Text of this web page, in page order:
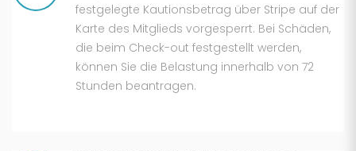
festgelegte Kautionsbetrag über Stripe auf der
Karte des Mitglieds vorgesperrt. Bei Schäden,
die beim Check-out festgestellt werden,
können Sie die Belastung innerhalb von 72
Stunden beantragen.